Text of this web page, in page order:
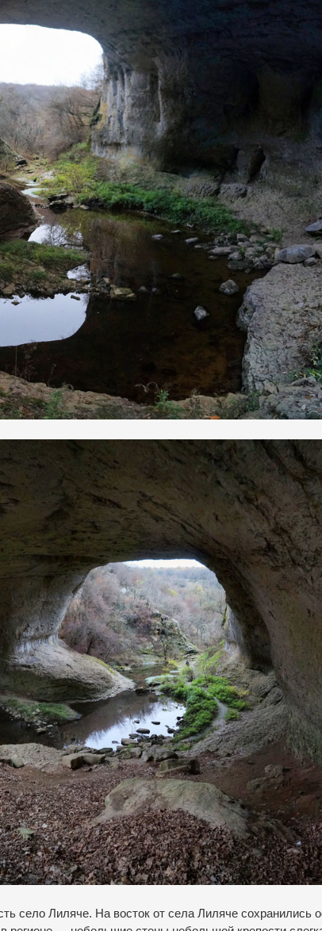
село Лиляче. На восток от села Лиляче сохранились